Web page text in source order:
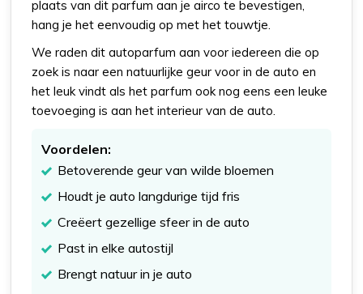
plaats van dit parfum aan je airco te bevestigen,
hang je het eenvoudig op met het touwtje.
We raden dit autoparfum aan voor iedereen die op
zoek is naar een natuurlijke geur voor in de auto en
het leuk vindt als het parfum ook nog eens een leuke
toevoeging is aan het interieur van de auto.
Voordelen:
Betoverende geur van wilde bloemen
Houdt je auto langdurige tijd fris
Creëert gezellige sfeer in de auto
Past in elke autostijl
Brengt natuur in je auto